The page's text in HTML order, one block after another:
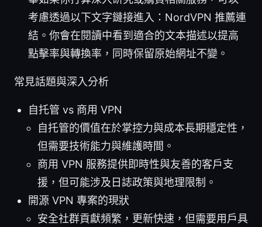
考慮透過以下文字鏈接進入：NordVPN 推薦連
結。你會在閱讀中看到適合的文本描述以提高
點擊率與轉換率，同時保留原始網址不變。
常見話題與深入分析
自托管 vs 商用 VPN
自托管的價值在於掌控力與成本長期穩定性，
但需要技術能力與維護時間。
商用 VPN 服務提供即時性與友善的客戶支
援，但可能涉及日誌政策與地理限制。
開源 VPN 專案的現狀
安全社群貢獻頻繁，更新快速，但需要用戶具